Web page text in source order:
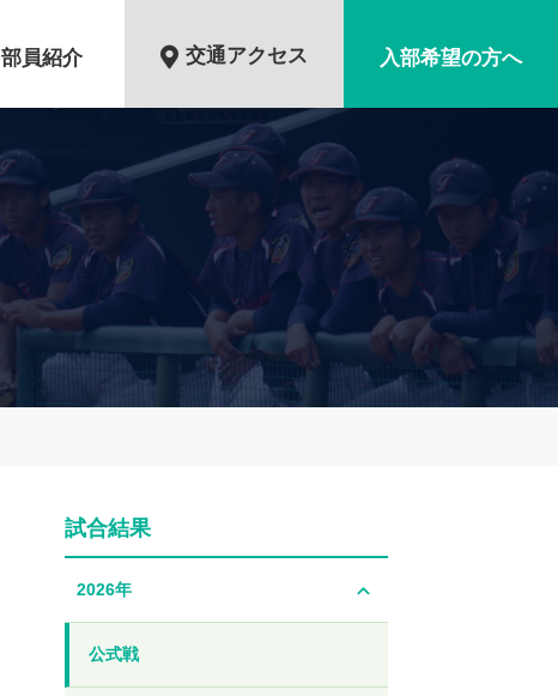
部員紹介 交通アクセス 入部希望の方へ
試合結果
2026年 expand_less
公式戦